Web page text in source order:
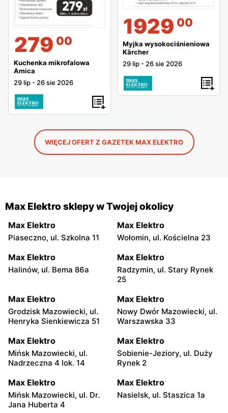
279 00
Kuchenka mikrofalowa
Amica
29 lip - 26 sie 2026
1929 00
Myjka wysokociśnieniowa
Kärcher
29 lip - 26 sie 2026
WIĘCEJ OFERT Z GAZETEK MAX ELEKTRO
Max Elektro sklepy w Twojej okolicy
Max Elektro
Piaseczno, ul. Szkolna 11
Max Elektro
Wołomin, ul. Kościelna 23
Max Elektro
Halinów, ul. Bema 86a
Max Elektro
Radzymin, ul. Stary Rynek
25
Max Elektro
Grodzisk Mazowiecki, ul.
Henryka Sienkiewicza 51
Max Elektro
Nowy Dwór Mazowiecki, ul.
Warszawska 33
Max Elektro
Mińsk Mazowiecki, ul.
Nadrzeczna 4 lok. 14
Max Elektro
Sobienie-Jeziory, ul. Duży
Rynek 2
Max Elektro
Mińsk Mazowiecki, ul. Dr.
Jana Huberta 4
Max Elektro
Nasielsk, ul. Staszica 1a